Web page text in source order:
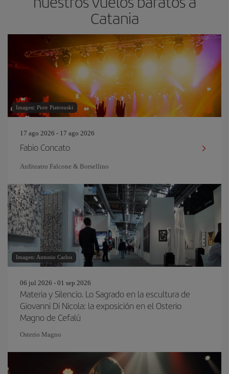
Catania
Imagen: Piotr Piatrouski
17 ago 2026 - 17 ago 2026
Fabio Concato
Anfiteatro Falcone & Borsellino
Imagen: Antonio Carlos
06 jul 2026 - 01 sep 2026
Materia y Silencio. Lo Sagrado en la escultura de
Giovanni Di Nicola: la exposición en el Osterio
Magno de Cefalù
Osterio Magno